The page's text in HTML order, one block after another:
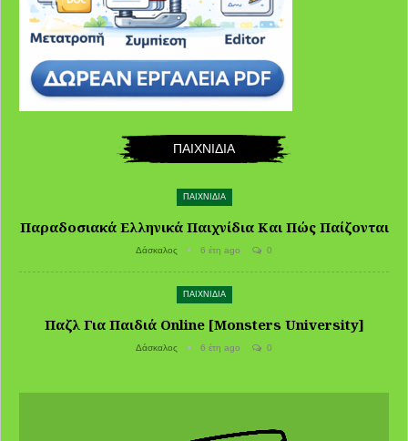
ΠΑΙΧΝΙΔΙΑ
ΠΑΙΧΝΙΔΙΑ
Παραδοσιακά Ελληνικά Παιχνίδια Και Πώς Παίζονται
Δάσκαλος 6 έτη ago 0
ΠΑΙΧΝΙΔΙΑ
Παζλ Για Παιδιά Online [Monsters University]
Δάσκαλος 6 έτη ago 0